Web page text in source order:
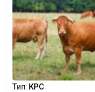
Тип: КРС